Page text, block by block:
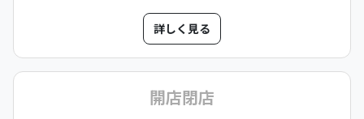
詳しく見る
開店閉店